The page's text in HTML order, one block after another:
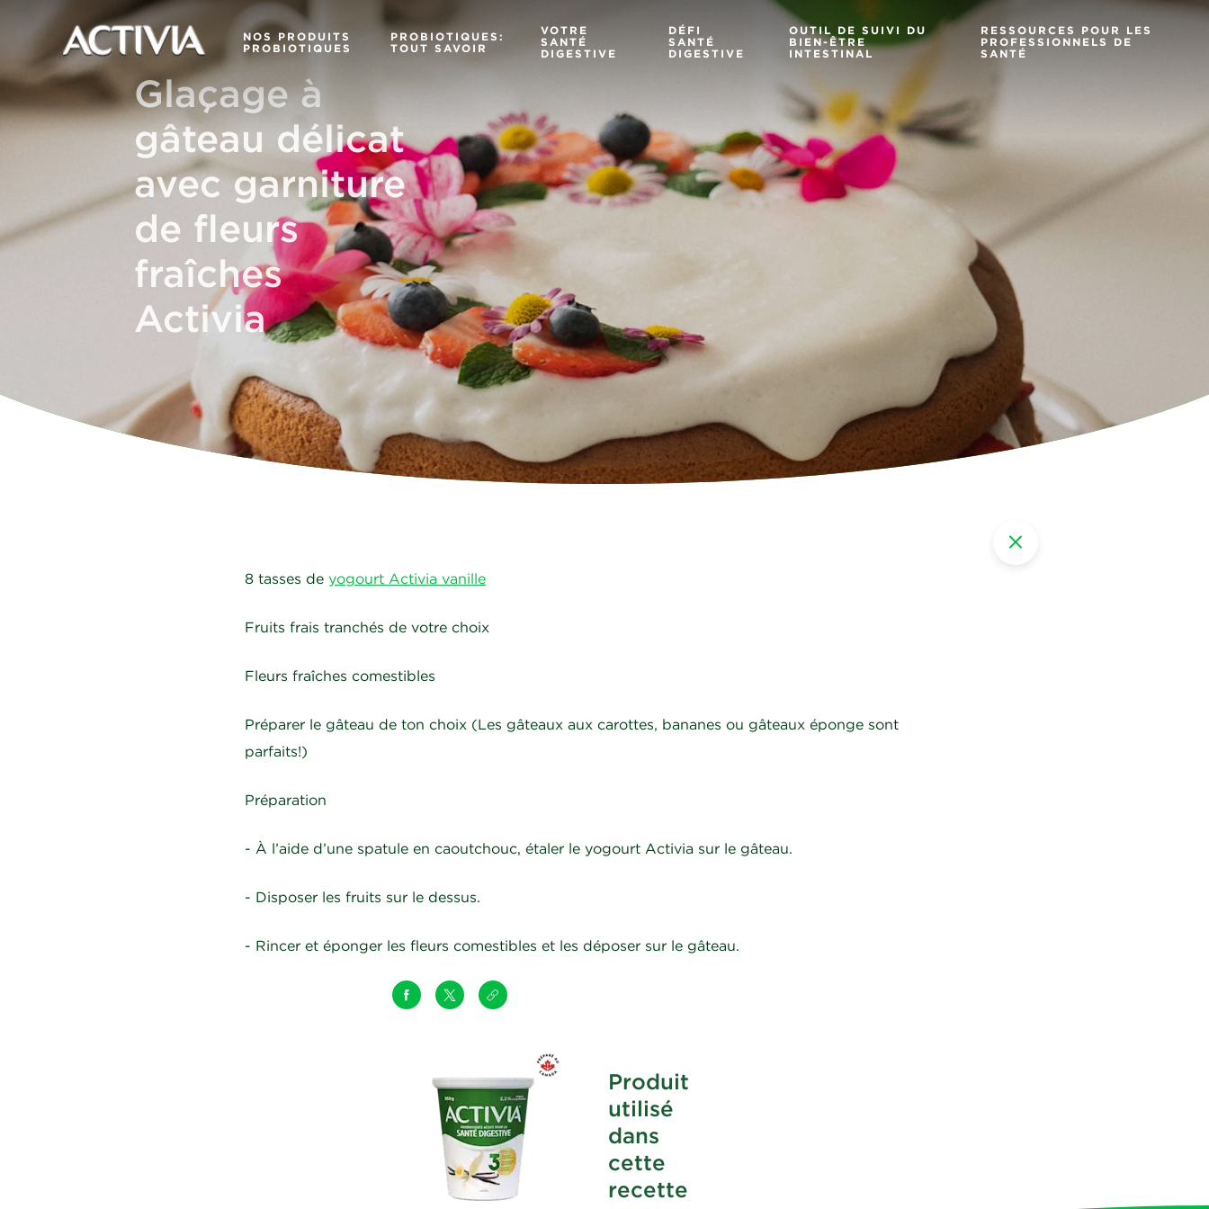
NOS PRODUITS
PROBIOTIQUES
PROBIOTIQUES:
TOUT SAVOIR
VOTRE
SANTÉ
DIGESTIVE
DÉFI
SANTÉ
DIGESTIVE
OUTIL DE SUIVI DU
BIEN-ÊTRE
INTESTINAL
RESSOURCES POUR LES
PROFESSIONNELS DE
SANTÉ
Glaçage à
gâteau délicat
avec garniture
de fleurs
fraîches
Activia
8 tasses de yogourt Activia vanille
Fruits frais tranchés de votre choix
Fleurs fraîches comestibles
Préparer le gâteau de ton choix (Les gâteaux aux carottes, bananes ou gâteaux éponge sont
parfaits!)
Préparation
- À l’aide d’une spatule en caoutchouc, étaler le yogourt Activia sur le gâteau.
- Disposer les fruits sur le dessus.
- Rincer et éponger les fleurs comestibles et les déposer sur le gâteau.
Produit
utilisé
dans
cette
recette